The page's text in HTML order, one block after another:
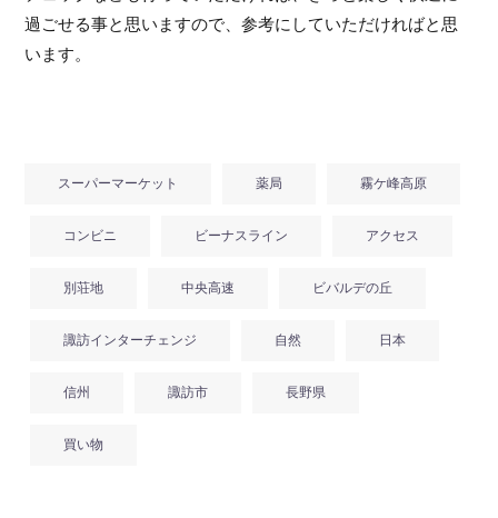
過ごせる事と思いますので、参考にしていただければと思
います。
スーパーマーケット 薬局 霧ケ峰高原
コンビニ ビーナスライン アクセス
別荘地 中央高速 ビバルデの丘
諏訪インターチェンジ 自然 日本
信州 諏訪市 長野県
買い物